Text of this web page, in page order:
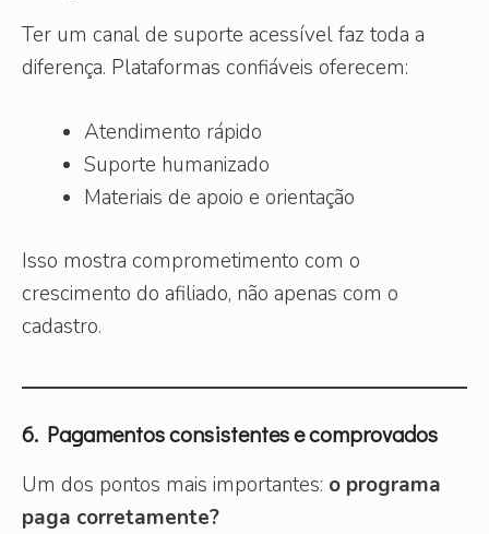
Ter um canal de suporte acessível faz toda a
diferença. Plataformas confiáveis oferecem:
Atendimento rápido
Suporte humanizado
Materiais de apoio e orientação
Isso mostra comprometimento com o
crescimento do afiliado, não apenas com o
cadastro.
6. Pagamentos consistentes e comprovados
Um dos pontos mais importantes: o programa
paga corretamente?